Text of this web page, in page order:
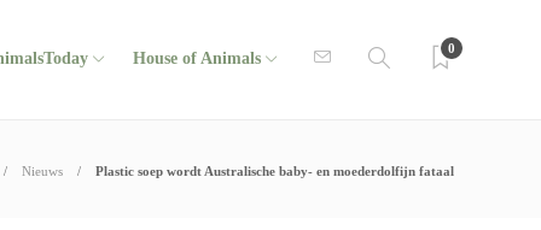
House of Animals
0
Nieuws Plastic soep wordt Australische baby- en moederdolfijn fataal